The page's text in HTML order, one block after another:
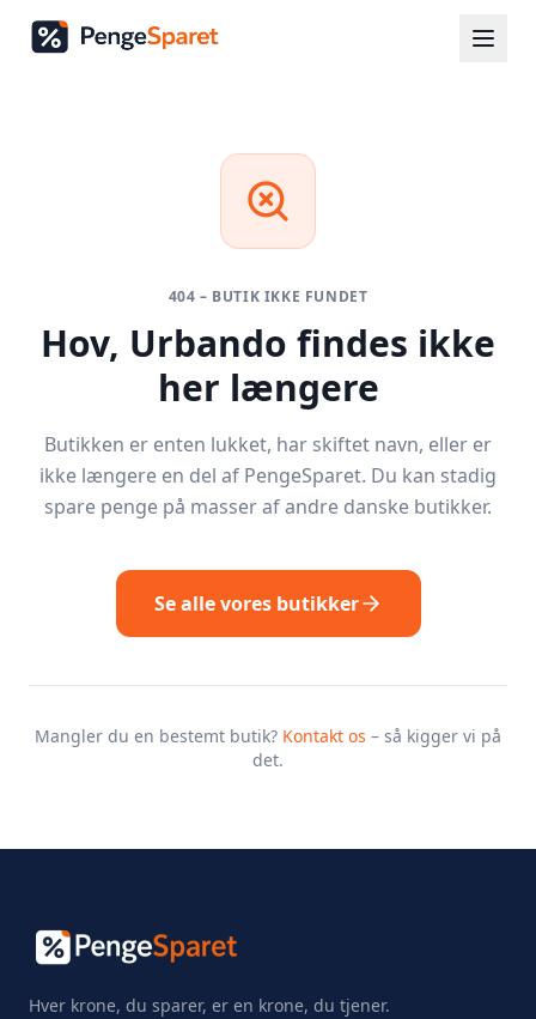
404 – BUTIK IKKE FUNDET
Hov, Urbando findes ikke
her længere
Butikken er enten lukket, har skiftet navn, eller er
ikke længere en del af PengeSparet. Du kan stadig
spare penge på masser af andre danske butikker.
Se alle vores butikker
Mangler du en bestemt butik? Kontakt os – så kigger vi på
det.
Hver krone, du sparer, er en krone, du tjener.